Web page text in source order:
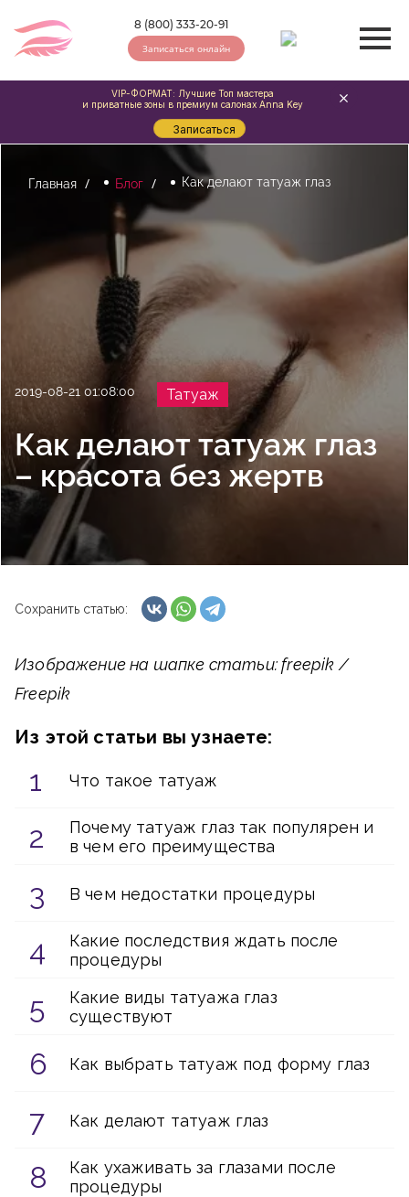
8 (800) 333-20-91
Записаться онлайн
Главная Блог Как делают татуаж глаз
2019-08-21 01:08:00 Татуаж
Как делают татуаж глаз
– красота без жертв
Сохранить статью:
Изображение на шапке статьи: freepik /
Freepik
Из этой статьи вы узнаете:
Что такое татуаж
Почему татуаж глаз так популярен и
в чем его преимущества
В чем недостатки процедуры
Какие последствия ждать после
процедуры
Какие виды татуажа глаз
существуют
Как выбрать татуаж под форму глаз
Как делают татуаж глаз
Как ухаживать за глазами после
процедуры
VIP-ФОРМАТ: Лучшие Топ мастера
и приватные зоны в премиум салонах Anna Key
Записаться